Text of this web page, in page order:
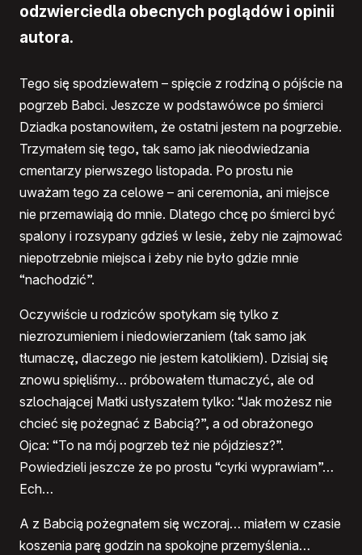
odzwierciedla obecnych poglądów i opinii
autora.
Tego się spodziewałem – spięcie z rodziną o pójście na
pogrzeb Babci. Jeszcze w podstawówce po śmierci
Dziadka postanowiłem, że ostatni jestem na pogrzebie.
Trzymałem się tego, tak samo jak nieodwiedzania
cmentarzy pierwszego listopada. Po prostu nie
uważam tego za celowe – ani ceremonia, ani miejsce
nie przemawiają do mnie. Dlatego chcę po śmierci być
spalony i rozsypany gdzieś w lesie, żeby nie zajmować
niepotrzebnie miejsca i żeby nie było gdzie mnie
“nachodzić”.
Oczywiście u rodziców spotykam się tylko z
niezrozumieniem i niedowierzaniem (tak samo jak
tłumaczę, dlaczego nie jestem katolikiem). Dzisiaj się
znowu spięliśmy… próbowałem tłumaczyć, ale od
szlochającej Matki usłyszałem tylko: “Jak możesz nie
chcieć się pożegnać z Babcią?”, a od obrażonego
Ojca: “To na mój pogrzeb też nie pójdziesz?”.
Powiedzieli jeszcze że po prostu “cyrki wyprawiam”…
Ech…
A z Babcią pożegnałem się wczoraj… miałem w czasie
koszenia parę godzin na spokojne przemyślenia…